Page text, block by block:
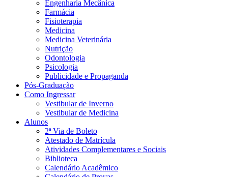
Engenharia Mecânica
Farmácia
Fisioterapia
Medicina
Medicina Veterinária
Nutrição
Odontologia
Psicologia
Publicidade e Propaganda
Pós-Graduação
Como Ingressar
Vestibular de Inverno
Vestibular de Medicina
Alunos
2ª Via de Boleto
Atestado de Matrícula
Atividades Complementares e Sociais
Biblioteca
Calendário Acadêmico